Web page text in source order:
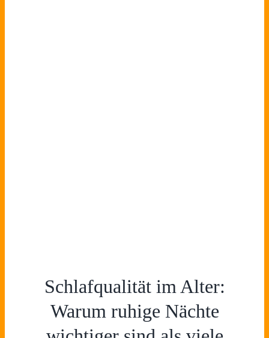
Schlafqualität im Alter:
Warum ruhige Nächte